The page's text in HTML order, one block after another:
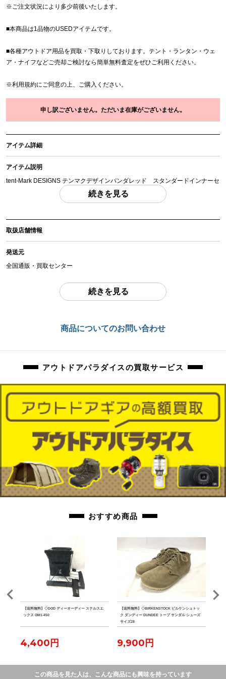
※ご注文状況により多少前後いたします。
■本商品は1品物のUSEDアイテムです。
■各種アウトドア用品を買取・下取りしております。テント・ランタン・ウェ
ア・ナイフなどご売却ご検討なら簡単無料査定をぜひご利用ください。
※利用規約にご同意の上、ご購入ください。
申し訳ございません。ただいま在庫がございません。
アイテム詳細
アイテム説明
tent-Mark DESIGNS テンマクデザインパンダレッド スタンダードインナーセ
ット 「付属品」・・・ 写真のものがすべてになります。
(撮影、運搬備品は除く)
アイテム状態
中古：C（使用感あり/キズ、ヨゴレあり）
使用に伴う、傷、汚れ等ございます。
弊社にて設営をしての詳細確認を行っておりません。
ペグ、ロープ等の消耗品は、欠品している場合がございます。
せていただきます。
商品管理コード
orb-2605280810-od-081569970
続きを見る
取扱店舗情報
発送元
全国通販・買取センター
東京都江戸川区中葛西6-10-15 2F
続きを見る
商品についてのお問い合わせ
アウトドアパラダイスの買取サービス
おすすめ商品
【送料無料】◇DOD ディーオーディー ステルスエ
ックス GM1-450
4,400円
【送料無料】◇BIRKENSTOCK ビルケンシュトッ
ク ダンディー DUNDEE トープ サンダル シューズ
サイズ28
9,900円
この商品を見た人は、こんな商品にも興味を持っています